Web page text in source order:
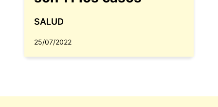
SALUD
25/07/2022